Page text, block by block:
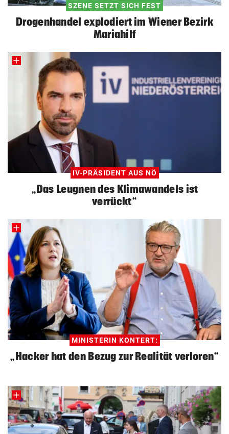
SZENE SETZT SICH FEST
Drogenhandel explodiert im Wiener Bezirk
Mariahilf
IV-PRÄSIDENT AUS NÖ
„Das Leugnen des Klimawandels ist
verrückt“
MINISTERIN KONTERT:
„Hacker hat den Bezug zur Realität verloren“